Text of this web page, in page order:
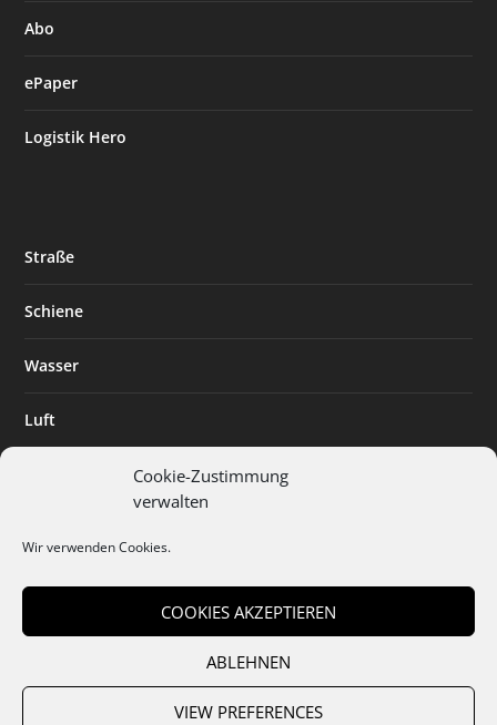
Cookie-Zustimmung
verwalten
Wir verwenden Cookies.
COOKIES AKZEPTIEREN
ABLEHNEN
VIEW PREFERENCES
Abo
ePaper
Logistik Hero
Straße
Schiene
Wasser
Luft
Digitalisierung
Mediadaten Cookies Datenschutz